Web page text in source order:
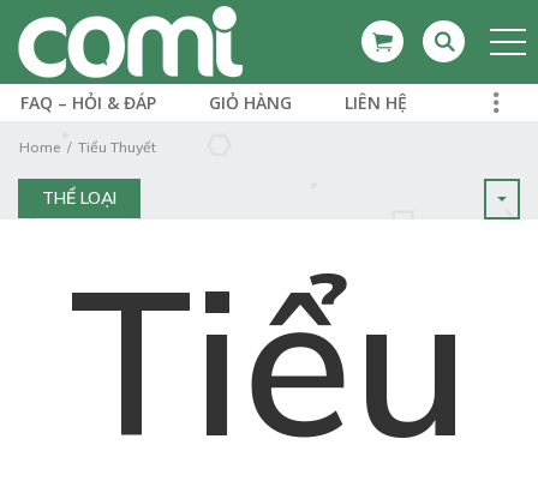
FAQ – HỎI & ĐÁP GIỎ HÀNG LIÊN HỆ
Home Tiểu Thuyết
THỂ LOẠI
Tiểu